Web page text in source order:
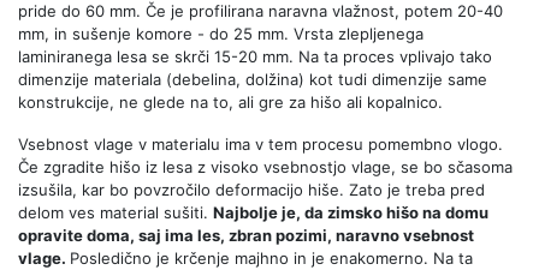
pride do 60 mm. Če je profilirana naravna vlažnost, potem 20-40
mm, in sušenje komore - do 25 mm. Vrsta zlepljenega
laminiranega lesa se skrči 15-20 mm. Na ta proces vplivajo tako
dimenzije materiala (debelina, dolžina) kot tudi dimenzije same
konstrukcije, ne glede na to, ali gre za hišo ali kopalnico.
Vsebnost vlage v materialu ima v tem procesu pomembno vlogo.
Če zgradite hišo iz lesa z visoko vsebnostjo vlage, se bo sčasoma
izsušila, kar bo povzročilo deformacijo hiše. Zato je treba pred
delom ves material sušiti. Najbolje je, da zimsko hišo na domu
opravite doma, saj ima les, zbran pozimi, naravno vsebnost
vlage. Posledično je krčenje majhno in je enakomerno. Na ta